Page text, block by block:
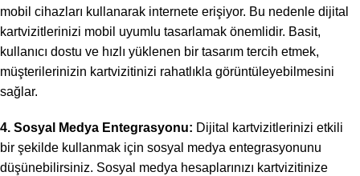
mobil cihazları kullanarak internete erişiyor. Bu nedenle dijital
kartvizitlerinizi mobil uyumlu tasarlamak önemlidir. Basit,
kullanıcı dostu ve hızlı yüklenen bir tasarım tercih etmek,
müşterilerinizin kartvizitinizi rahatlıkla görüntüleyebilmesini
sağlar.
4. Sosyal Medya Entegrasyonu: Dijital kartvizitlerinizi etkili
bir şekilde kullanmak için sosyal medya entegrasyonunu
düşünebilirsiniz. Sosyal medya hesaplarınızı kartvizitinize